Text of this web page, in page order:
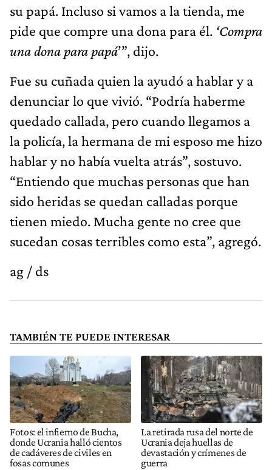
su papá. Incluso si vamos a la tienda, me
pide que compre una dona para él. ‘Compra
una dona para papá’”, dijo.
Fue su cuñada quien la ayudó a hablar y a
denunciar lo que vivió. “Podría haberme
quedado callada, pero cuando llegamos a
la policía, la hermana de mi esposo me hizo
hablar y no había vuelta atrás”, sostuvo.
“Entiendo que muchas personas que han
sido heridas se quedan calladas porque
tienen miedo. Mucha gente no cree que
sucedan cosas terribles como esta”, agregó.
ag / ds
TAMBIÉN TE PUEDE INTERESAR
Fotos: el infierno de Bucha,
donde Ucrania halló cientos
de cadáveres de civiles en
fosas comunes
La retirada rusa del norte de
Ucrania deja huellas de
devastación y crímenes de
guerra